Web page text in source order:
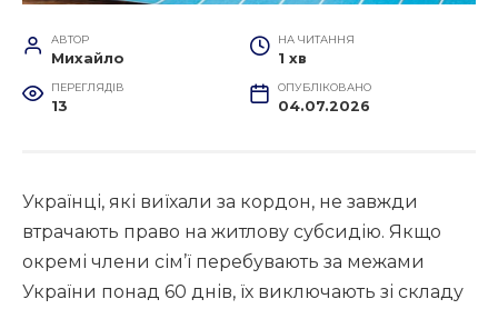
АВТОР
Михайло
НА ЧИТАННЯ
1 хв
ПЕРЕГЛЯДІВ
13
ОПУБЛІКОВАНО
04.07.2026
Українці, які виїхали за кордон, не завжди
втрачають право на житлову субсидію. Якщо
окремі члени сім’ї перебувають за межами
України понад 60 днів, їх виключають зі складу